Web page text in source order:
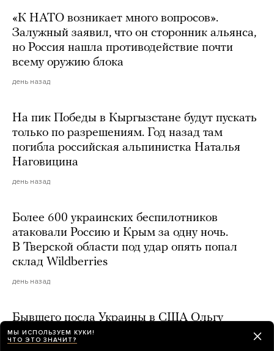
«К НАТО возникает много вопросов».
Залужный заявил, что он сторонник альянса,
но Россия нашла противодействие почти
всему оружию блока
день назад
На пик Победы в Кыргызстане будут пускать
только по разрешениям. Год назад там
погибла российская альпинистка Наталья
Наговицина
день назад
Более 600 украинских беспилотников
атаковали Россию и Крым за одну ночь.
В Тверской области под удар опять попал
склад Wildberries
день назад
Бывшего посла Украины в США Ольгу
Стефанишину обвинили в незаконном
обогащении на 14 миллионов гривен (это
МЫ ИСПОЛЬЗУЕМ КУКИ!
ЧТО ЭТО ЗНАЧИТ?